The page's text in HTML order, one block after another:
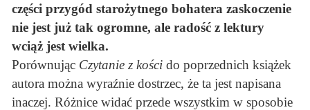
części przygód starożytnego bohatera zaskoczenie
nie jest już tak ogromne, ale radość z lektury
wciąż jest wielka.
Porównując Czytanie z koścido poprzednich książek
autora można wyraźnie dostrzec, że ta jest napisana
inaczej. Różnice widać przede wszystkim w sposobie